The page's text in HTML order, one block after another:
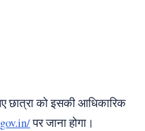
छात्रा को इसकी आधिकारिक
पर जाना होगा।